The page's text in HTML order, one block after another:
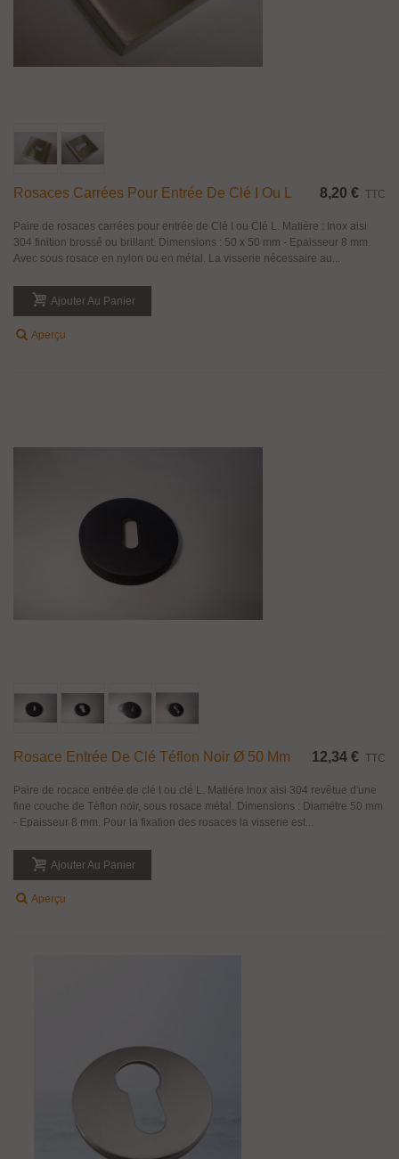
Rosaces Carrées Pour Entrée De Clé I Ou L 8,20 € TTC
Paire de rosaces carrées pour entrée de Clé I ou Clé L. Matière : Inox aisi
304 finition brossé ou brillant. Dimensions : 50 x 50 mm - Epaisseur 8 mm.
Avec sous rosace en nylon ou en métal. La visserie nécessaire au...
Ajouter Au Panier
Aperçu
Rosace Entrée De Clé Téflon Noir Ø 50 Mm 12,34 € TTC
Paire de rocace entrée de clé I ou clé L. Matiére inox aisi 304 revêtue d'une
fine couche de Téflon noir, sous rosace métal. Dimensions : Diamétre 50 mm
- Epaisseur 8 mm. Pour la fixation des rosaces la visserie est...
Ajouter Au Panier
Aperçu